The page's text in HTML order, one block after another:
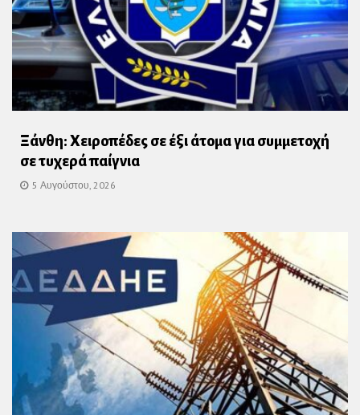
Ξάνθη: Χειροπέδες σε έξι άτομα για συμμετοχή
σε τυχερά παίγνια
5 Αυγούστου, 2026